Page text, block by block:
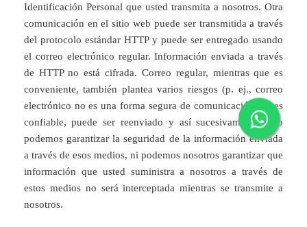
Identificación Personal que usted transmita a nosotros. Otra
comunicación en el sitio web puede ser transmitida a través
del protocolo estándar HTTP y puede ser entregado usando
el correo electrónico regular. Información enviada a través
de HTTP no está cifrada. Correo regular, mientras que es
conveniente, también plantea varios riesgos (p. ej., correo
electrónico no es una forma segura de comunicación, no es
confiable, puede ser reenviado y así sucesivamente). No
podemos garantizar la seguridad de la información enviada
a través de esos medios, ni podemos nosotros garantizar que
información que usted suministra a nosotros a través de
estos medios no será interceptada mientras se transmite a
nosotros.